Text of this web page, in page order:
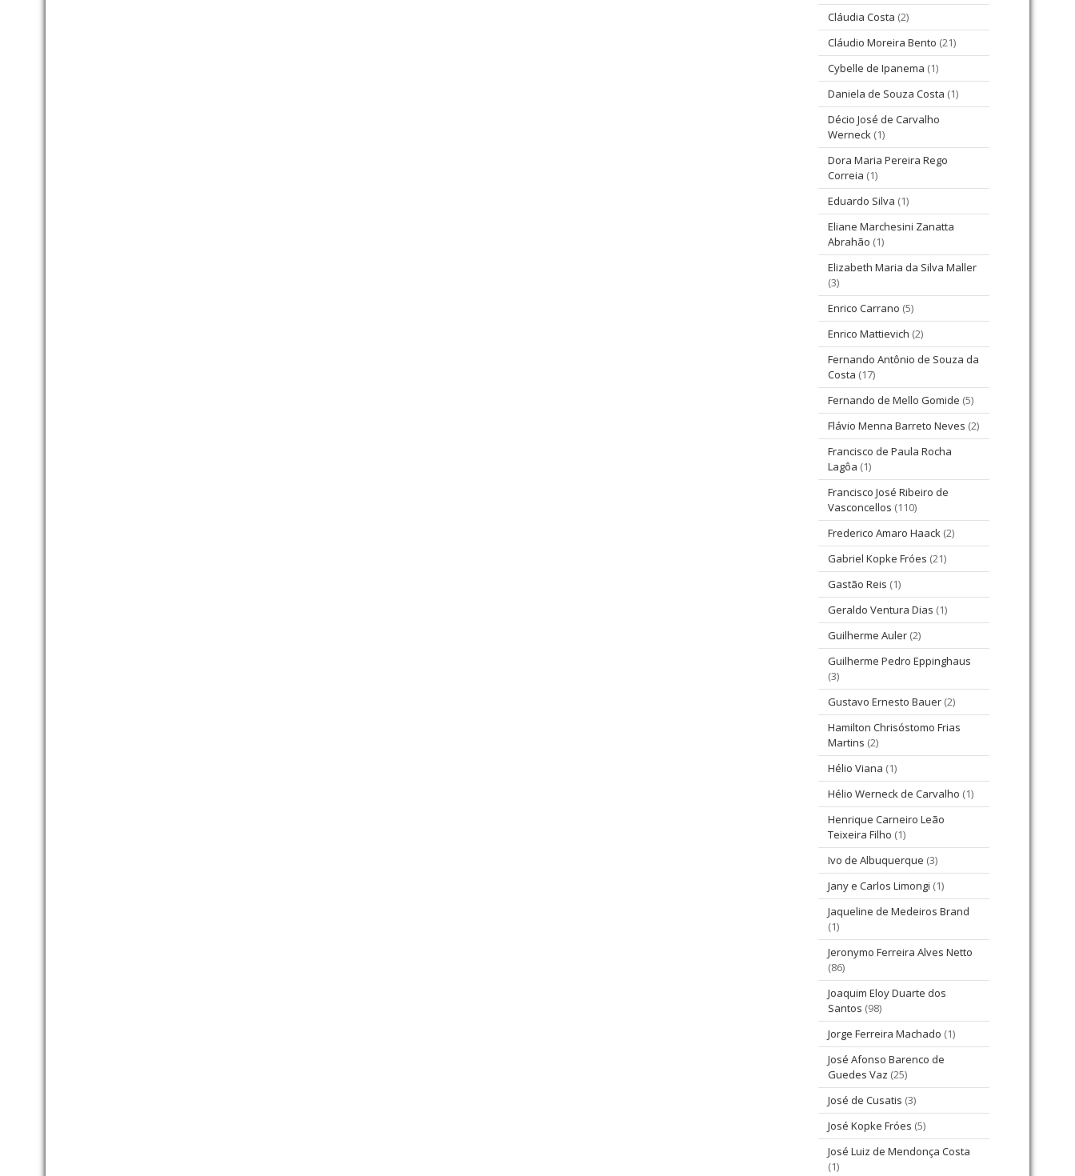
Cláudia Costa (2)
Cláudio Moreira Bento (21)
Cybelle de Ipanema (1)
Daniela de Souza Costa (1)
Décio José de Carvalho
Werneck (1)
Dora Maria Pereira Rego
Correia (1)
Eduardo Silva (1)
Eliane Marchesini Zanatta
Abrahão (1)
Elizabeth Maria da Silva Maller
(3)
Enrico Carrano (5)
Enrico Mattievich (2)
Fernando Antônio de Souza da
Costa (17)
Fernando de Mello Gomide (5)
Flávio Menna Barreto Neves (2)
Francisco de Paula Rocha
Lagôa (1)
Francisco José Ribeiro de
Vasconcellos (110)
Frederico Amaro Haack (2)
Gabriel Kopke Fróes (21)
Gastão Reis (1)
Geraldo Ventura Dias (1)
Guilherme Auler (2)
Guilherme Pedro Eppinghaus
(3)
Gustavo Ernesto Bauer (2)
Hamilton Chrisóstomo Frias
Martins (2)
Hélio Viana (1)
Hélio Werneck de Carvalho (1)
Henrique Carneiro Leão
Teixeira Filho (1)
Ivo de Albuquerque (3)
Jany e Carlos Limongi (1)
Jaqueline de Medeiros Brand
(1)
Jeronymo Ferreira Alves Netto
(86)
Joaquim Eloy Duarte dos
Santos (98)
Jorge Ferreira Machado (1)
José Afonso Barenco de
Guedes Vaz (25)
José de Cusatis (3)
José Kopke Fróes (5)
José Luiz de Mendonça Costa
(1)